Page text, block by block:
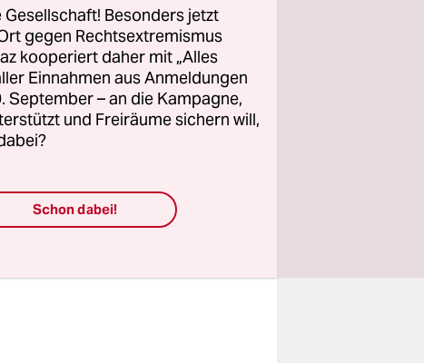
auch noch
Besonders jetzt
gegen Rechtsextremismus
kooperiert daher mit „Alles
Einnahmen aus Anmeldungen
September – an die Kampagne,
und Freiräume sichern will,
Schon dabei!